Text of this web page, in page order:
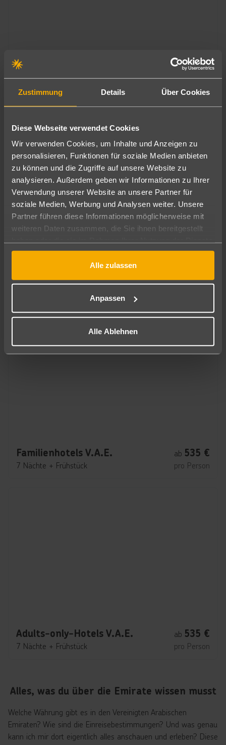
Zustimmung Details Über Cookies
Diese Webseite verwendet Cookies
Wir verwenden Cookies, um Inhalte und Anzeigen zu
personalisieren, Funktionen für soziale Medien anbieten
zu können und die Zugriffe auf unsere Website zu
analysieren. Außerdem geben wir Informationen zu Ihrer
Verwendung unserer Website an unsere Partner für
soziale Medien, Werbung und Analysen weiter. Unsere
Partner führen diese Informationen möglicherweise mit
weiteren Daten zusammen, die Sie ihnen bereitgestellt
gesammelt haben.
Alle zulassen
Anpassen
Alle Ablehnen
Umm al Quwain
7 Nächte + Halbpension pro Person
Urlaub für alle in den Vereinigten
Arabischen Emiraten
Ganz egal, ob du alleine, zu zweit oder mit der gesamten
Familie in den Urlaub fliegen möchtest - in den Vereinigten
Arabischen Emiraten gibt es für jeden genau den richtigen
Urlaub. Direkt am Strand oder in der nähe toller
Sehenswürdigkeiten bieten unsere Hotels den besten Service
Familienhotels V.A.E.
7 Nächte + Frühstück
ab 535 €
pro Person
Adults-only-Hotels V.A.E.
7 Nächte + Frühstück
ab 535 €
pro Person
Alles, was du über die Emirate wissen musst
Welche Währung gibt es in den Vereinigten Arabischen
Emiraten? Wie sind die Einreisebestimmungen? Und was genau
kann ich mir dort eigentlich alles anschauen und erleben? Diese